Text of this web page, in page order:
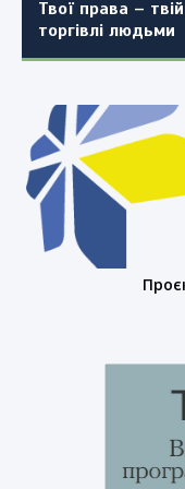
Твої права –
торгівлі людьми